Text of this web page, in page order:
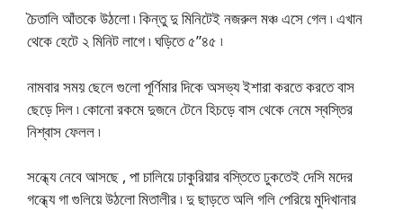
চৈতালি আঁতকে উঠলো ৷ কিন্তু দু মিনিটেই নজরুল মঞ্চ এসে গেল ৷ এখান
থেকে হেটে ২ মিনিট লাগে ৷ ঘড়িতে ৫”৪৫ ৷
নামবার সময় ছেলে গুলো পূর্ণিমার দিকে অসভ্য ইশারা করতে করতে বাস
ছেড়ে দিল ৷ কোনো রকমে দুজনে টেনে হিচড়ে বাস থেকে নেমে স্বস্তির
নিশ্বাস ফেলল ৷
সন্ধ্যে নেবে আসছে , পা চালিয়ে ঢাকুরিয়ার বস্তিতে ঢুকতেই দেসি মদের
গন্ধ্যে গা গুলিয়ে উঠলো মিতালীর ৷ দু ছাড়তে অলি গলি পেরিয়ে মুদিখানার